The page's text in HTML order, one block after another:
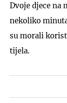
Dvoje djece na
nekoliko
su morali
tijela.